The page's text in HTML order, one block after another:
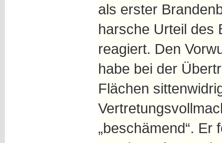
als erster
harsche Urteil des
reagiert. Den
habe bei der
Flächen
„beschämend“. Er